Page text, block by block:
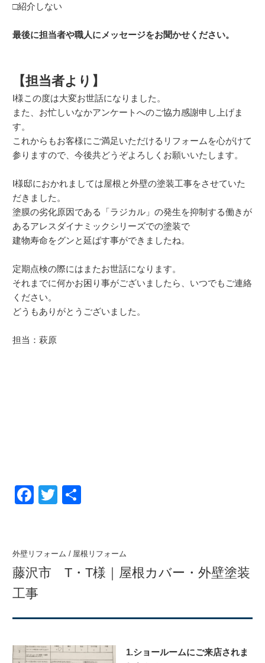
□紹介しない
最後に担当者や職人にメッセージをお聞かせください。
【担当者より】
I様この度は大変お世話になりました。
また、お忙しいなかアンケートへのご協力感謝申し上げま
す。
これからもお客様にご満足いただけるリフォームを心がけて
参りますので、今後共どうぞよろしくお願いいたします。
I様邸におかれましては屋根と外壁の塗装工事をさせていた
だきました。
塗膜の劣化原因である「ラジカル」の発生を抑制する働きが
あるアレスダイナミックシリーズでの塗装で
建物寿命をグンと延ばす事ができましたね。
定期点検の際にはまたお世話になります。
それまでに何かお困り事がございましたら、いつでもご連絡
ください。
どうもありがとうございました。
担当：萩原
F
e
b
o
T
er
外壁リフォーム / 屋根リフォーム
藤沢市 T・T様｜屋根カバー・外壁塗装
工事
1.ショールームにご来店されま